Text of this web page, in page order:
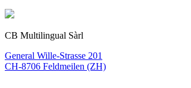
CB Multilingual Sàrl
General Wille-Strasse 201
CH-8706 Feldmeilen (ZH)